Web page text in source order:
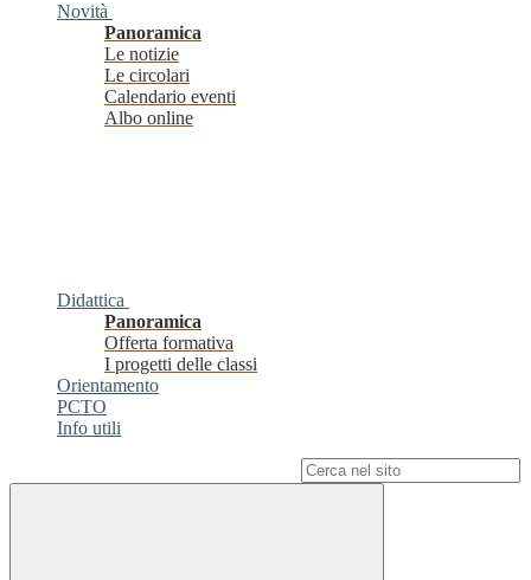
Novità
Panoramica
Le notizie
Le circolari
Calendario eventi
Albo online
Didattica
Panoramica
Offerta formativa
I progetti delle classi
Orientamento
PCTO
Info utili